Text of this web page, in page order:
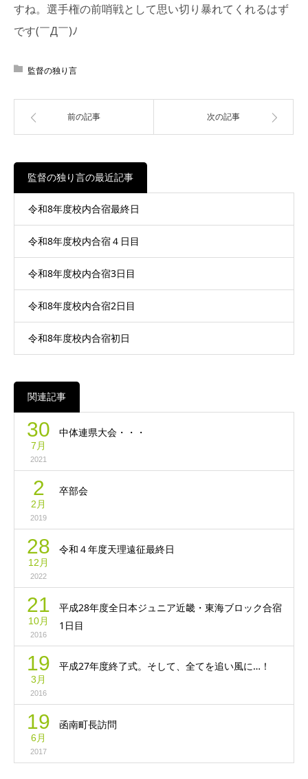
すね。選手権の前哨戦として思い切り暴れてくれるはず
です(￣Д￣)ﾉ
監督の独り言
前の記事 次の記事
監督の独り言の最近記事
令和8年度校内合宿最終日
令和8年度校内合宿４日目
令和8年度校内合宿3日目
令和8年度校内合宿2日目
令和8年度校内合宿初日
関連記事
30
7月
2021
中体連県大会・・・
2
2月
2019
卒部会
28
12月
2022
令和４年度天理遠征最終日
21
10月
2016
平成28年度全日本ジュニア近畿・東海ブロック合宿
1日目
19
3月
2016
平成27年度終了式。そして、全てを追い風に…！
19
6月
2017
函南町長訪問